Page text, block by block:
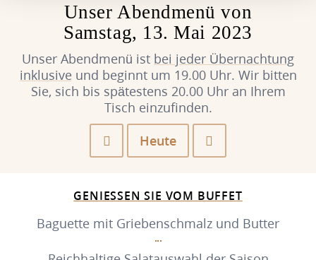
Unser Abendmenü von
Samstag, 13. Mai 2023
Unser Abendmenü ist bei jeder Übernachtung
inklusiveund beginnt um 19.00 Uhr. Wir bitten
Sie, sich bis spätestens 20.00 Uhr an Ihrem
Tisch einzufinden.
Heute
GENIESSEN SIE VOM BUFFET
Baguette mit Griebenschmalz und Butter